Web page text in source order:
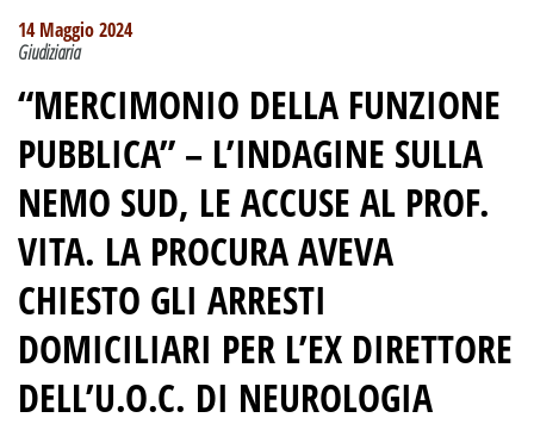
14 Maggio 2024
Giudiziaria
“MERCIMONIO DELLA FUNZIONE
PUBBLICA” – L’INDAGINE SULLA
NEMO SUD, LE ACCUSE AL PROF.
VITA. LA PROCURA AVEVA
CHIESTO GLI ARRESTI
DOMICILIARI PER L’EX DIRETTORE
DELL’U.O.C. DI NEUROLOGIA